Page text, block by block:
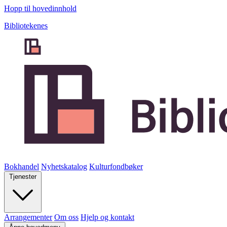
Hopp til hovedinnhold
Bibliotekenes
Bokhandel Nyhetskatalog Kulturfondbøker
Tjenester
Arrangementer Om oss Hjelp og kontakt